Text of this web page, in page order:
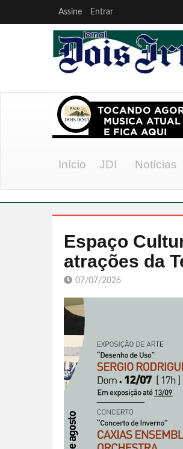
Assine Entrar
Início JDI Notícias
Espaço
atrações da
07/07/2026